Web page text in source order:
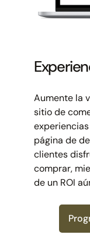
Aumente la
sitio de
página de
clientes
comprar,
de un ROI